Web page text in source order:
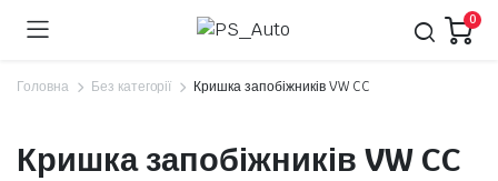
0
Головна Без категорії Кришка запобіжників VW CC
Кришка запобіжників VW CC